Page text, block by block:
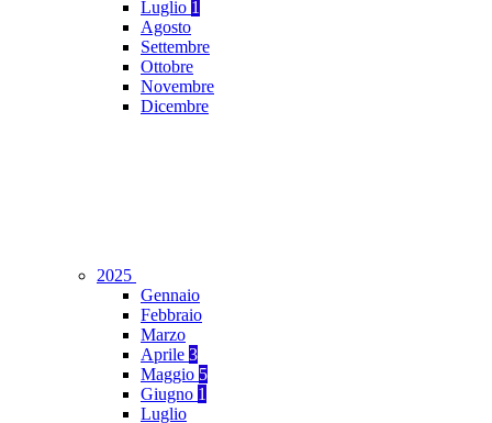
Luglio 1
Agosto
Settembre
Ottobre
Novembre
Dicembre
2025
Gennaio
Febbraio
Marzo
Aprile 3
Maggio 5
Giugno 1
Luglio